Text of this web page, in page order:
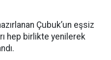
Çubuk’un eşsiz
hep birlikte yenilerek